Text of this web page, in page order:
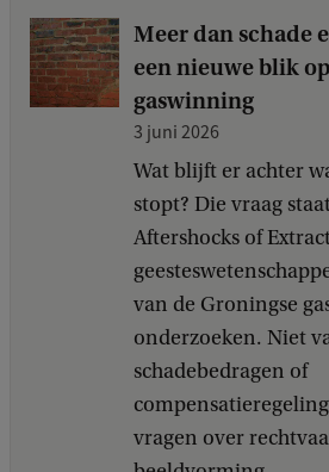
Meer dan schade
een nieuwe blik
gaswinning
3 juni 2026
Wat blijft er achter
stopt? Die vraag
Aftershocks of
van de Groningse
onderzoeken. Niet
schadebedragen of
vragen over